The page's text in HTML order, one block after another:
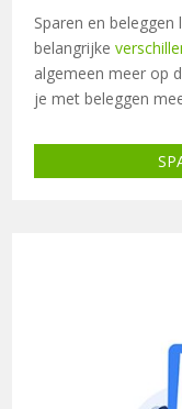
Sparen en
belangrijke
algemeen meer op
je met beleggen